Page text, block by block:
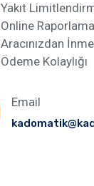
Yakıt
Online Raporlama
Aracınızdan
Ödeme Kolaylığı
Email